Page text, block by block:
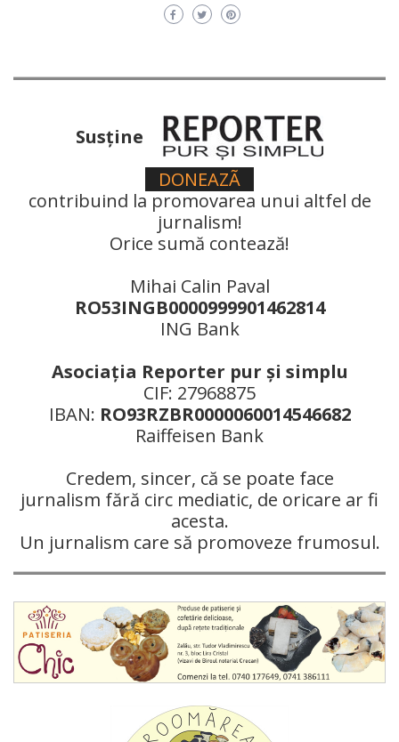
Susţine
DONEAZÃ
contribuind la promovarea unui altfel de
jurnalism!
Orice sumă contează!
Mihai Calin Paval
RO53INGB0000999901462814
ING Bank
Asociaţia Reporter pur şi simplu
CIF: 27968875
IBAN: RO93RZBR0000060014546682
Raiffeisen Bank
Credem, sincer, că se poate face
jurnalism fără circ mediatic, de oricare ar fi
acesta.
Un jurnalism care să promoveze frumosul.